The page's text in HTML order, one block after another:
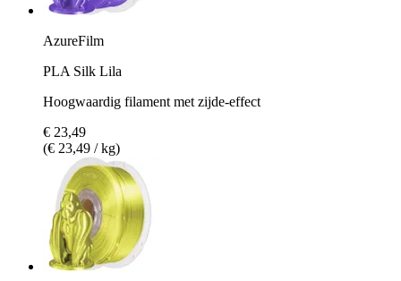
AzureFilm
PLA Silk Lila
Hoogwaardig filament met zijde-effect
€ 23,49
(€ 23,49 / kg)